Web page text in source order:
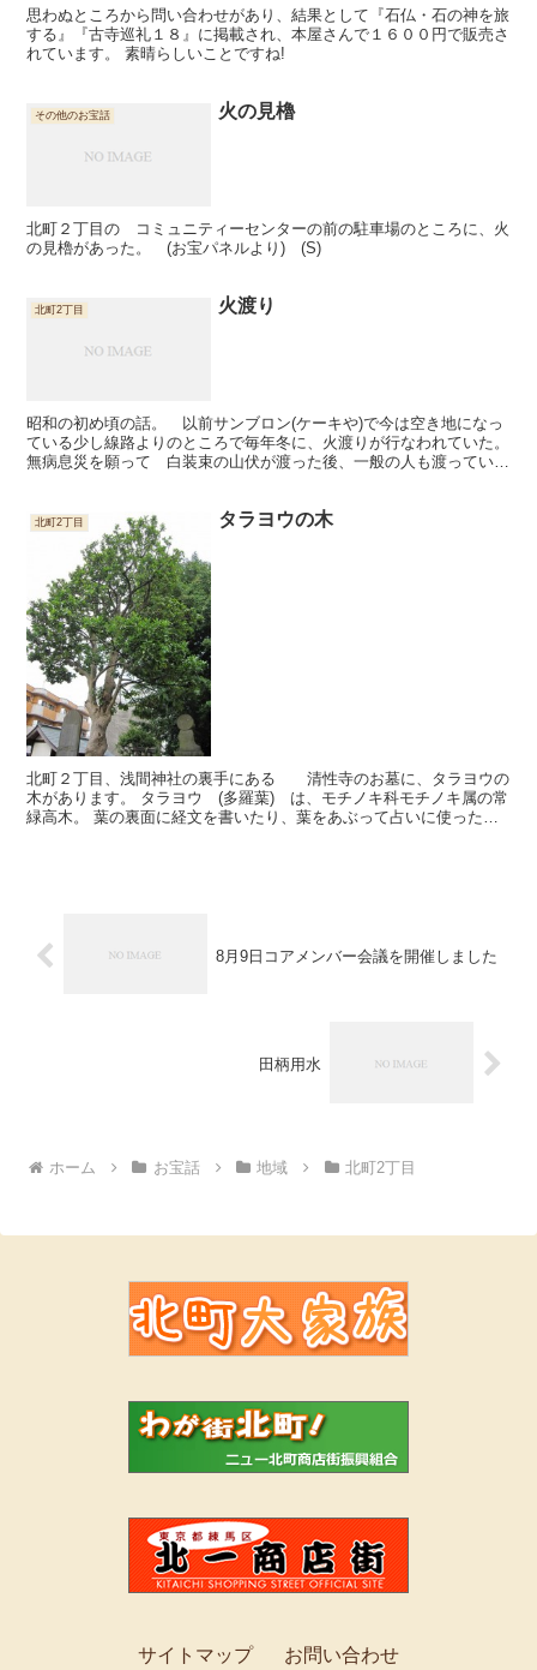
思わぬところから問い合わせがあり、結果として『石仏・石の神を旅
する』『古寺巡礼１８』に掲載され、本屋さんで１６００円で販売さ
れています。 素晴らしいことですね!
その他のお宝話 火の見櫓
北町２丁目の コミュニティーセンターの前の駐車場のところに、火
の見櫓があった。 (お宝パネルより) (S)
北町2丁目 火渡り
昭和の初め頃の話。 以前サンブロン(ケーキや)で今は空き地になっ
ている少し線路よりのところで毎年冬に、火渡りが行なわれていた。
無病息災を願って 白装束の山伏が渡った後、一般の人も渡ってい
北町2丁目 タラヨウの木
北町２丁目、浅間神社の裏手にある 清性寺のお墓に、タラヨウの
木があります。 タラヨウ (多羅葉) は、モチノキ科モチノキ属の常
緑高木。 葉の裏面に経文を書いたり、葉をあぶって占いに使ったた
8月9日コアメンバー会議を開催しました
田柄用水
ホーム お宝話 地域 北町2丁目
サイトマップ お問い合わせ